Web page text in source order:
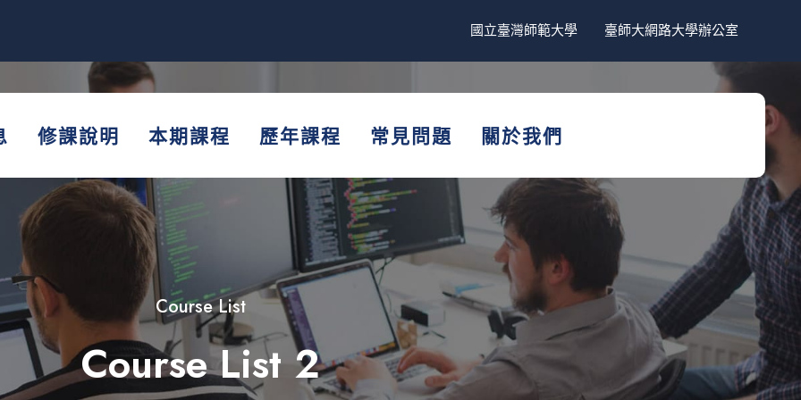
國立臺灣師範大學 臺師大網路大學辦公室
修課說明 本期課程 歷年課程 常見問題 關於我們
Course List
Course List 2